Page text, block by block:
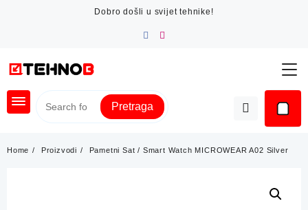
Dobro došli u svijet tehnike!
Pretraga
Home Proizvodi Pametni Sat / Smart Watch MICROWEAR A02 Silver